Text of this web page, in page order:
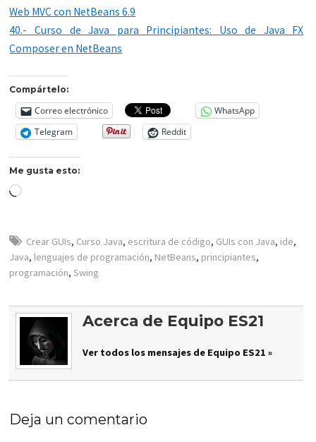
Web MVC con NetBeans 6.9
40.- Curso de Java para Principiantes: Uso de Java FX
Composer en NetBeans
Compártelo:
Correo electrónico
WhatsApp
Telegram
Reddit
Me gusta esto:
Cargando...
Crear GUIs, Curso Java, escritura de código, GUIs con Java, ide,
Java, lenguajes de programación, NetBeans, principiantes,
programación,Swing
Acerca de Equipo ES21
Ver todos los mensajes de Equipo ES21 »
Deja un comentario